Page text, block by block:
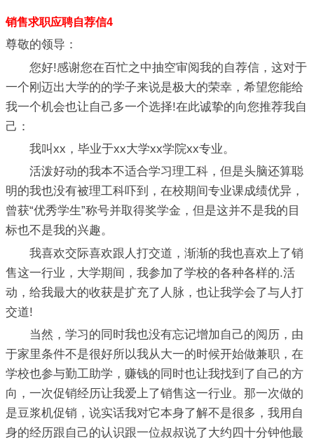
销售求职应聘自荐信4
尊敬的领导：
您好!感谢您在百忙之中抽空审阅我的自荐信，这对于
一个刚迈出大学的的学子来说是极大的荣幸，希望您能给
我一个机会也让自己多一个选择!在此诚挚的向您推荐我自
己：
我叫xx，毕业于xx大学xx学院xx专业。
活泼好动的我本不适合学习理工科，但是头脑还算聪
明的我也没有被理工科吓到，在校期间专业课成绩优异，
曾获“优秀学生”称号并取得奖学金，但是这并不是我的目
标也不是我的兴趣。
我喜欢交际喜欢跟人打交道，渐渐的我也喜欢上了销
售这一行业，大学期间，我参加了学校的各种各样的.活
动，给我最大的收获是扩充了人脉，也让我学会了与人打
交道!
当然，学习的同时我也没有忘记增加自己的阅历，由
于家里条件不是很好所以我从大一的时候开始做兼职，在
学校也参与勤工助学，赚钱的同时也让我找到了自己的方
向，一次促销经历让我爱上了销售这一行业。那一次做的
是豆浆机促销，说实话我对它本身了解不是很多，我用自
身的经历跟自己的认识跟一位叔叔说了大约四十分钟他最